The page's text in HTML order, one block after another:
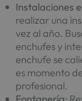
Instalaciones
realizar una
vez al año.
enchufes y
enchufe se
es momento
profesional.